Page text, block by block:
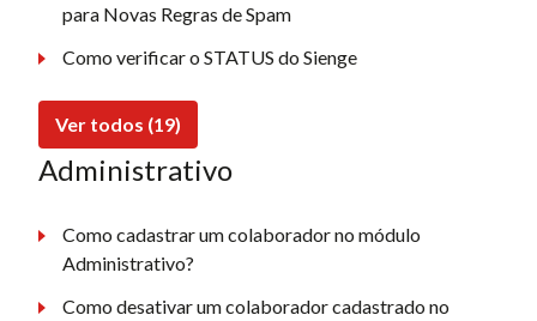
para Novas Regras de Spam
Como verificar o STATUS do Sienge
Ver todos (19)
Administrativo
Como cadastrar um colaborador no módulo
Administrativo?
Como desativar um colaborador cadastrado no